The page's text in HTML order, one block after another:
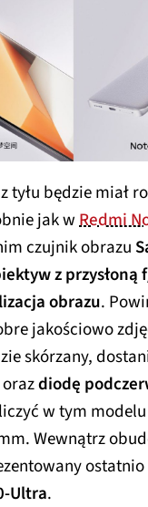
tyłu będzie miał
jak wRedmi
czujnik obrazu
z przysłoną
obrazu.
jakościowo
skórzany,
orazdiodę
w tym
Wewnątrz
ostatnio
Ultra.